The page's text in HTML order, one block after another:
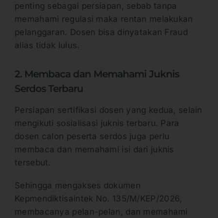
penting sebagai persiapan, sebab tanpa
memahami regulasi maka rentan melakukan
pelanggaran. Dosen bisa dinyatakan Fraud
alias tidak lulus.
2. Membaca dan Memahami Juknis
Serdos Terbaru
Persiapan sertifikasi dosen yang kedua, selain
mengikuti sosialisasi juknis terbaru. Para
dosen calon peserta serdos juga perlu
membaca dan memahami isi dari juknis
tersebut.
Sehingga mengakses dokumen
Kepmendiktisaintek No. 135/M/KEP/2026,
membacanya pelan-pelan, dan memahami